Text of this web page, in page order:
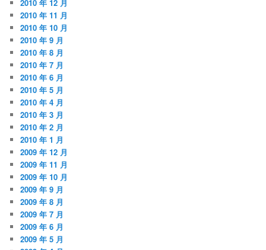
2010 年 12 月
2010 年 11 月
2010 年 10 月
2010 年 9 月
2010 年 8 月
2010 年 7 月
2010 年 6 月
2010 年 5 月
2010 年 4 月
2010 年 3 月
2010 年 2 月
2010 年 1 月
2009 年 12 月
2009 年 11 月
2009 年 10 月
2009 年 9 月
2009 年 8 月
2009 年 7 月
2009 年 6 月
2009 年 5 月